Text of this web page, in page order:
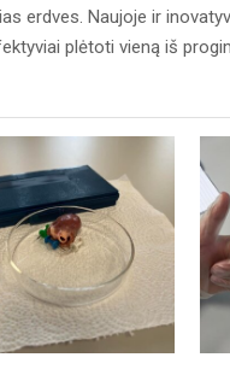
erdves. Naujoje ir
plėtoti vieną iš